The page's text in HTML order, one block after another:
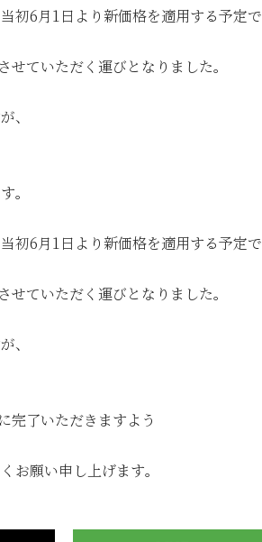
店舗営業のお知らせ
ベントのお知らせ
は ”麻布十番” です！
は ”麻布十番” です！
のお知らせ
ンセールのお知らせ】
初6月1日より新価格を適用する予定で
ていただく運びとなりました。
、
。
初6月1日より新価格を適用する予定で
ていただく運びとなりました。
、
完了いただきますよう
お願い申し上げます。